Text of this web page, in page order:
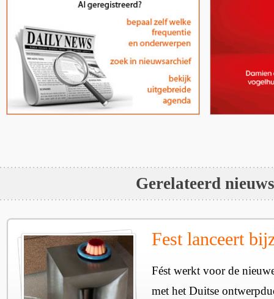
Gerelateerd nieuws
Fest lanceert
Fést werkt voor de
met het Duitse